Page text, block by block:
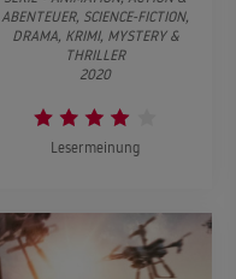
ABENTEUER, SCIENCE-FICTION,
DRAMA, KRIMI, MYSTERY &
THRILLER
2020
Lesermeinung